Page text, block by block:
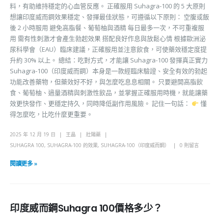
料，有助維持穩定的心血管反應。 正確服用 Suhagra-100 的 5 大原則
想讓印度威而鋼效果穩定、發揮最佳狀態，可遵循以下原則： 空腹或飯
後 2 小時服用 避免高脂餐、葡萄柚與酒精 每日最多一次，不可重複服
用 需有性刺激才會產生勃起效果 搭配良好作息與放鬆心情 根據歐洲泌
尿科學會（EAU）臨床建議，正確服用並注意飲食，可使藥效穩定度提
升約 30% 以上。 總結：吃對方式，才能讓 Suhagra-100 發揮真正實力
Suhagra-100（印度威而鋼）本身是一款經臨床驗證、安全有效的勃起
功能改善藥物，但藥效好不好，與怎麼吃息息相關。 只要避開高脂飲
食、葡萄柚、過量酒精與刺激性飲品，並掌握正確服用時機，就能讓藥
效更快發作、更穩定持久，同時降低副作用風險。 記住一句話：
懂
得怎麼吃，比吃什麼更重要。
2025 年 12 月 19 日 王晶
壯陽藥
SUHAGRA 100, SUHAGRA-100 的效果, SUHAGRA-100（印度威而鋼） 0 則留言
閱讀更多 »
印度威而鋼Suhagra 100價格多少？